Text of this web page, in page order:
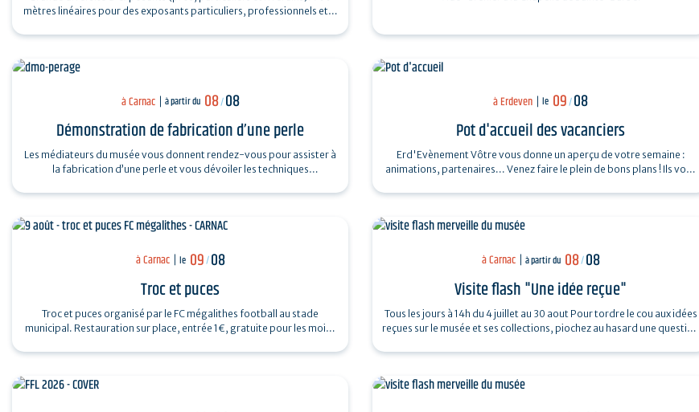
mètres linéaires pour des exposants particuliers, professionnels et…
à Carnac à partir du 08/ 08
Démonstration de fabrication d’une perle
Les médiateurs du musée vous donnent rendez-vous pour assister à
la fabrication d’une perle et vous dévoiler les techniques
à Erdeven le 09/08
Pot d'accueil des vacanciers
Erd'Evènement Vôtre vous donne un aperçu de votre semaine :
animations, partenaires... Venez faire le plein de bons plans ! Ils vous
à Carnac le 09/ 08
Troc et puces
Troc et puces organisé par le FC mégalithes football au stade
municipal. Restauration sur place, entrée 1€, gratuite pour les moins
à Carnac à partir du 08/ 08
Visite flash "Une idée reçue"
Tous les jours à 14h du 4 juillet au 30 aout Pour tordre le cou aux idées
reçues sur le musée et ses collections, piochez au hasard une question